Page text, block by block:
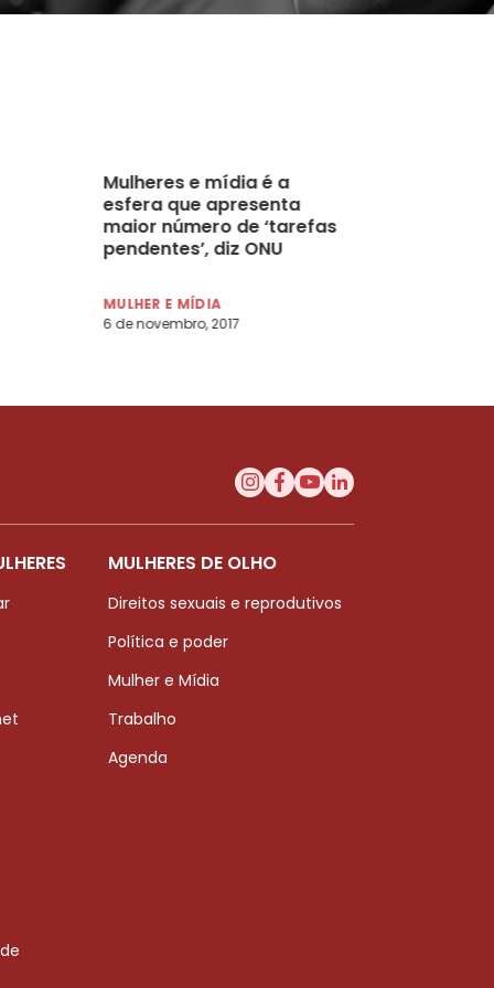
Mulheres e mídia é a
esfera que apresenta
maior número de ‘tarefas
pendentes’, diz ONU
filiadas à Associação
Internacional de
Radiodifusão
MULHER E MÍDIA
6 de novembro, 2017
MULHERES DE OLHO
Direitos sexuais e reprodutivos
Política e poder
Mulher e Mídia
Trabalho
Agenda